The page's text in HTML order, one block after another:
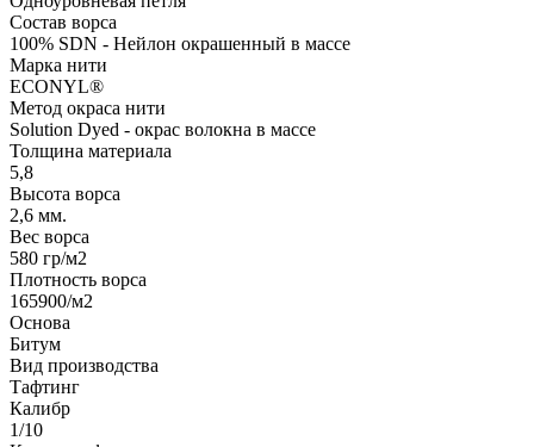
Состав ворса
100% SDN - Нейлон окрашенный в массе
Марка нити
ECONYL®
Метод окраса нити
Solution Dyed - окрас волокна в массе
Толщина материала
5,8
Высота ворса
2,6 мм.
Вес ворса
580 гр/м2
Плотность ворса
165900/м2
Основа
Битум
Вид производства
Тафтинг
Калибр
1/10